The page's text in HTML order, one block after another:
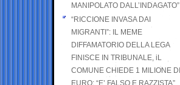
MANIPOLATO DALL’INDAGATO”
“RICCIONE INVASA DAI
MIGRANTI”: IL MEME
DIFFAMATORIO DELLA LEGA
FINISCE IN TRIBUNALE, iL
COMUNE CHIEDE 1 MILIONE DI
EURO: “E’ FALSO E RAZZISTA”